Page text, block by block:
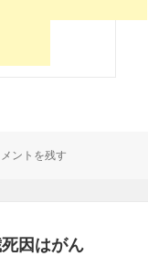
分の日2016年の方角は？節
ントを残す
因はがん